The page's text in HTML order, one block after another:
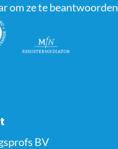
om ze te
BV